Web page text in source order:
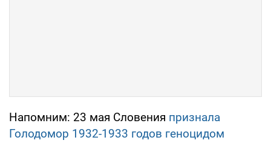
Напомним: 23 мая Словения признала
Голодомор 1932-1933 годов геноцидом